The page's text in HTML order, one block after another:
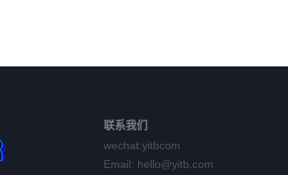
联系我们
wechat:yitbcom
Email: hello@yitb.com